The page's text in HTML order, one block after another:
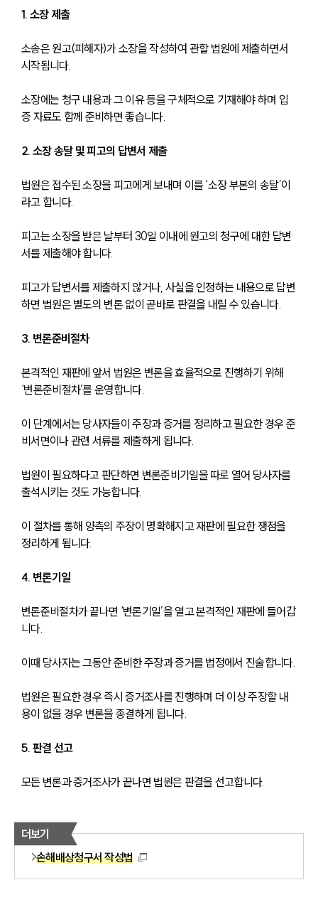
1. 소장 제출
소송은 원고(피해자)가 소장을 작성하여 관할 법원에 제출하면서
시작됩니다.
소장에는 청구 내용과 그 이유 등을 구체적으로 기재해야 하며 입
증 자료도 함께 준비하면 좋습니다.
2. 소장 송달 및 피고의 답변서 제출
법원은 접수된 소장을 피고에게 보내며 이를 ‘소장 부본의 송달’이
라고 합니다.
피고는 소장을 받은 날부터 30일 이내에 원고의 청구에 대한 답변
서를 제출해야 합니다.
피고가 답변서를 제출하지 않거나, 사실을 인정하는 내용으로 답변
하면 법원은 별도의 변론 없이 곧바로 판결을 내릴 수 있습니다.
3. 변론준비절차
본격적인 재판에 앞서 법원은 변론을 효율적으로 진행하기 위해
‘변론준비절차’를 운영합니다.
이 단계에서는 당사자들이 주장과 증거를 정리하고 필요한 경우 준
비서면이나 관련 서류를 제출하게 됩니다.
법원이 필요하다고 판단하면 변론준비기일을 따로 열어 당사자를
출석시키는 것도 가능합니다.
이 절차를 통해 양측의 주장이 명확해지고 재판에 필요한 쟁점을
정리하게 됩니다.
4. 변론기일
변론준비절차가 끝나면 ‘변론기일’을 열고 본격적인 재판에 들어갑
니다.
이때 당사자는 그동안 준비한 주장과 증거를 법정에서 진술합니다.
법원은 필요한 경우 즉시 증거조사를 진행하며 더 이상 주장할 내
용이 없을 경우 변론을 종결하게 됩니다.
5. 판결 선고
모든 변론과 증거조사가 끝나면 법원은 판결을 선고합니다.
더보기
손해배상청구서 작성법